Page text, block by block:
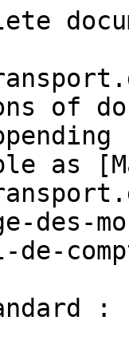
of
as
de-
: